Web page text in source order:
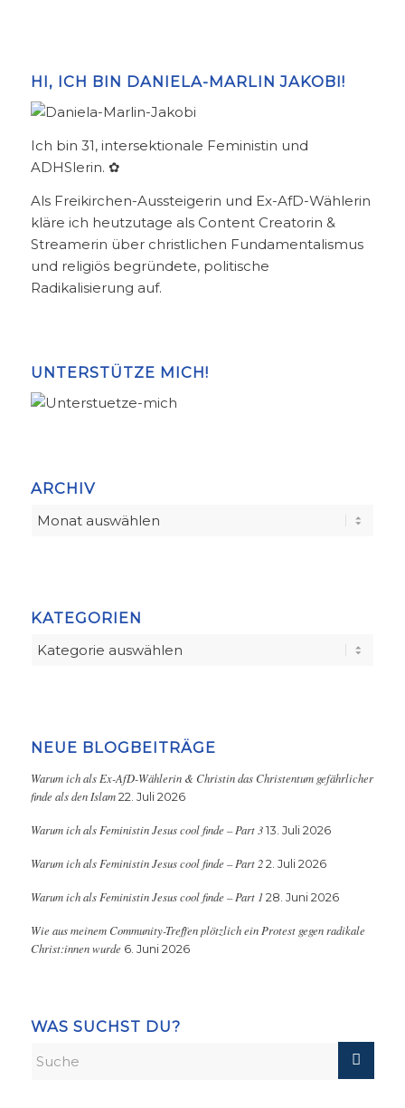
HI, ICH BIN DANIELA-MARLIN JAKOBI!
Ich bin 31, intersektionale Feministin und
ADHSlerin. ✿
Als Freikirchen-Aussteigerin und Ex-AfD-Wählerin
kläre ich heutzutage als Content Creatorin &
Streamerin über christlichen Fundamentalismus
und religiös begründete, politische
Radikalisierung auf.
UNTERSTÜTZE MICH!
ARCHIV
KATEGORIEN
Kategorien
NEUE BLOGBEITRÄGE
Warum ich als Ex-AfD-Wählerin & Christin das Christentum gefährlicher
finde als den Islam 22. Juli 2026
Warum ich als Feministin Jesus cool finde – Part 3 13. Juli 2026
Warum ich als Feministin Jesus cool finde – Part 2 2. Juli 2026
Warum ich als Feministin Jesus cool finde – Part 1 28. Juni 2026
Wie aus meinem Community-Treffen plötzlich ein Protest gegen radikale
Christ:innen wurde 6. Juni 2026
WAS SUCHST DU?